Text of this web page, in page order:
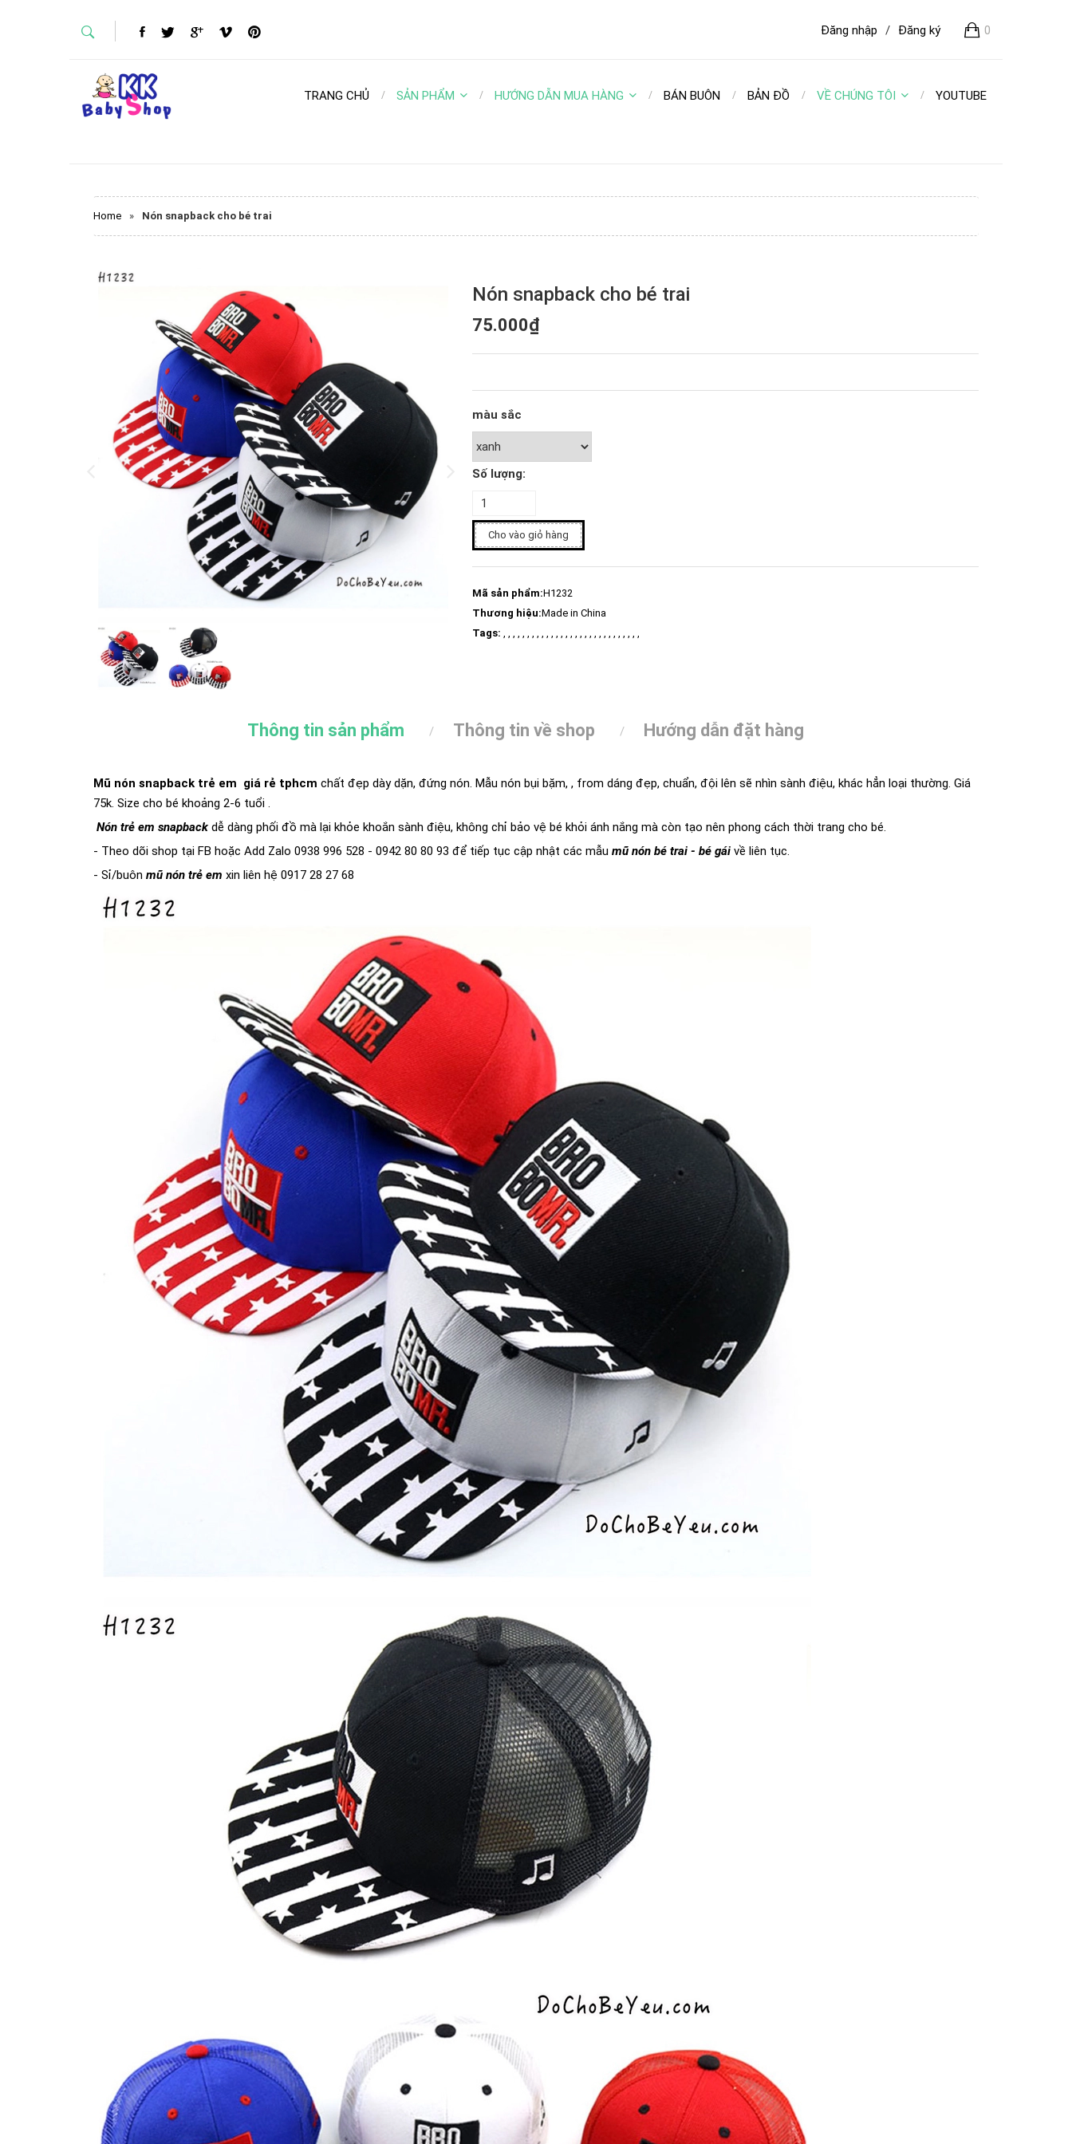
0
Đăng ký
/
Đăng nhập
TRANG CHỦ SẢN PHẨM HƯỚNG DẪN MUA HÀNG BÁN BUÔN BẢN ĐỒ VỀ CHÚNG TÔI YOUTUBE
Home » Nón snapback cho bé trai
Nón snapback cho bé trai
75.000₫
màu sắc
Số lượng:
Cho vào giỏ hàng
Mã sản phẩm:H1232
Thương hiệu:Made in China
Tags: , , , , , , , , , , , , , , , , , , , , , , , , , , , , ,
Thông tin sản phẩm Thông tin về shop Hướng dẫn đặt hàng
Mũ nón snapback trẻ em giá rẻ tphcm chất đẹp dày dặn, đứng nón. Mẫu nón bụi bặm, , from dáng đẹp, chuẩn, đội lên sẽ nhìn sành điệu, khác hẳn loại thường. Giá
75k. Size cho bé khoảng 2-6 tuổi .
Nón trẻ em snapback dễ dàng phối đồ mà lại khỏe khoắn sành điệu, không chỉ bảo vệ bé khỏi ánh nắng mà còn tạo nên phong cách thời trang cho bé.
- Theo dõi shop tại FB hoặc Add Zalo 0938 996 528 - 0942 80 80 93 để tiếp tục cập nhật các mẫu mũ nón bé trai - bé gái về liên tục.
- Sỉ/buôn mũ nón trẻ em xin liên hệ 0917 28 27 68